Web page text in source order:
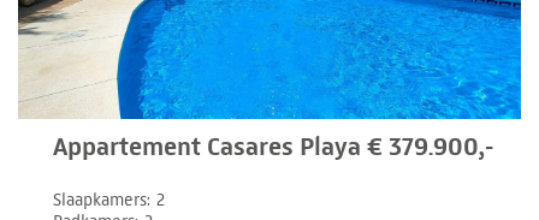
Appartement Casares Playa € 379.900,-
Slaapkamers 2